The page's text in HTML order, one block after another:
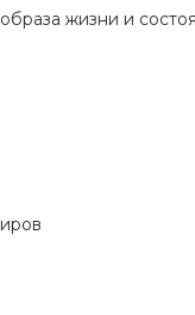
жизни и